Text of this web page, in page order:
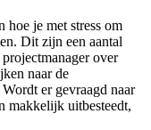
hoe je met stress om
Dit zijn een aantal
over
naar de
er gevraagd naar
makkelijk uitbesteedt,